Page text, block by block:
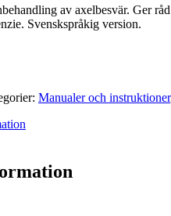
av axelbesvär. Ger
Svenskspråkig version.
Manualer och instruktioner